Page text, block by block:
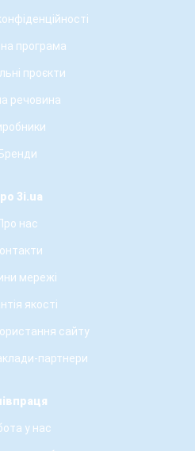
програма
проєкти
речовина
Бренди
3i.ua
нас
мережі
якості
сайту
партнери
у нас